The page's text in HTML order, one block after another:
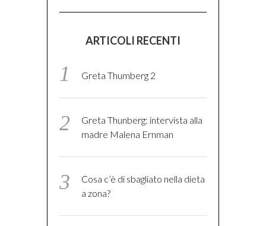
ARTICOLI RECENTI
Greta Thumberg 2
Greta Thunberg: intervista alla
madre Malena Ernman
Cosa c’è di sbagliato nella dieta
a zona?